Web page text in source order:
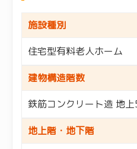
施設種別
住宅型有料老人ホーム
建物構造階数
鉄筋コンクリート造 地上
地上階・地下階